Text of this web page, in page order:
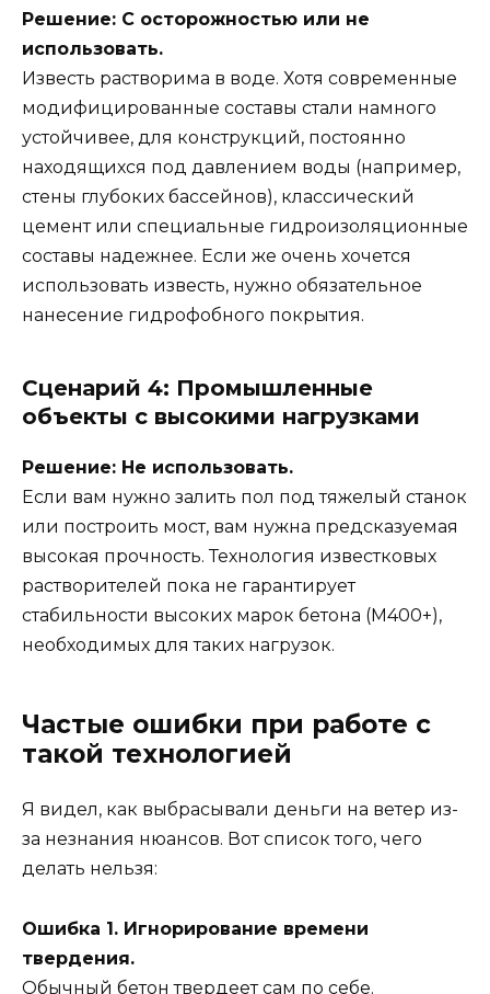
Решение: С осторожностью или не
использовать.
Известь растворима в воде. Хотя современные
модифицированные составы стали намного
устойчивее, для конструкций, постоянно
находящихся под давлением воды (например,
стены глубоких бассейнов), классический
цемент или специальные гидроизоляционные
составы надежнее. Если же очень хочется
использовать известь, нужно обязательное
нанесение гидрофобного покрытия.
Сценарий 4: Промышленные
объекты с высокими нагрузками
Решение: Не использовать.
Если вам нужно залить пол под тяжелый станок
или построить мост, вам нужна предсказуемая
высокая прочность. Технология известковых
растворителей пока не гарантирует
стабильности высоких марок бетона (М400+),
необходимых для таких нагрузок.
Частые ошибки при работе с
такой технологией
Я видел, как выбрасывали деньги на ветер из-
за незнания нюансов. Вот список того, чего
делать нельзя:
Ошибка 1. Игнорирование времени
твердения.
Обычный бетон твердеет сам по себе.